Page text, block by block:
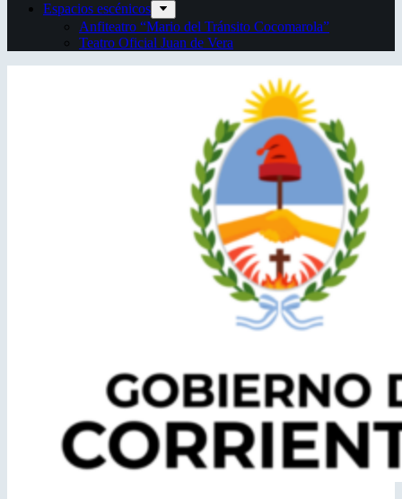
Espacios escénicos
Anfiteatro “Mario del Tránsito Cocomarola”
Teatro Oficial Juan de Vera